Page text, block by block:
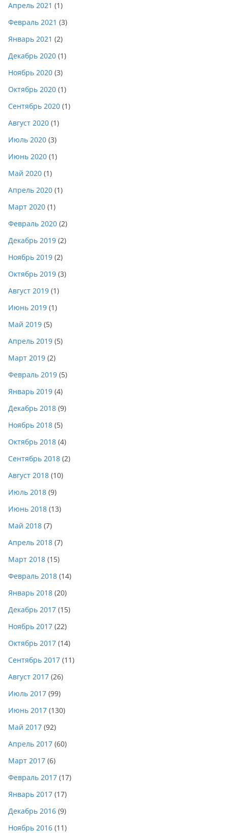
Апрель 2021 (1)
Февраль 2021 (3)
Январь 2021 (2)
Декабрь 2020 (1)
Ноябрь 2020 (3)
Октябрь 2020 (1)
Сентябрь 2020 (1)
Август 2020 (1)
Июль 2020 (3)
Июнь 2020 (1)
Май 2020 (1)
Апрель 2020 (1)
Март 2020 (1)
Февраль 2020 (2)
Декабрь 2019 (2)
Ноябрь 2019 (2)
Октябрь 2019 (3)
Август 2019 (1)
Июнь 2019 (1)
Май 2019 (5)
Апрель 2019 (5)
Март 2019 (2)
Февраль 2019 (5)
Январь 2019 (4)
Декабрь 2018 (9)
Ноябрь 2018 (5)
Октябрь 2018 (4)
Сентябрь 2018 (2)
Август 2018 (10)
Июль 2018 (9)
Июнь 2018 (13)
Май 2018 (7)
Апрель 2018 (7)
Март 2018 (15)
Февраль 2018 (14)
Январь 2018 (20)
Декабрь 2017 (15)
Ноябрь 2017 (22)
Октябрь 2017 (14)
Сентябрь 2017 (11)
Август 2017 (26)
Июль 2017 (99)
Июнь 2017 (130)
Май 2017 (92)
Апрель 2017 (60)
Март 2017 (6)
Февраль 2017 (17)
Январь 2017 (17)
Декабрь 2016 (9)
Ноябрь 2016 (11)